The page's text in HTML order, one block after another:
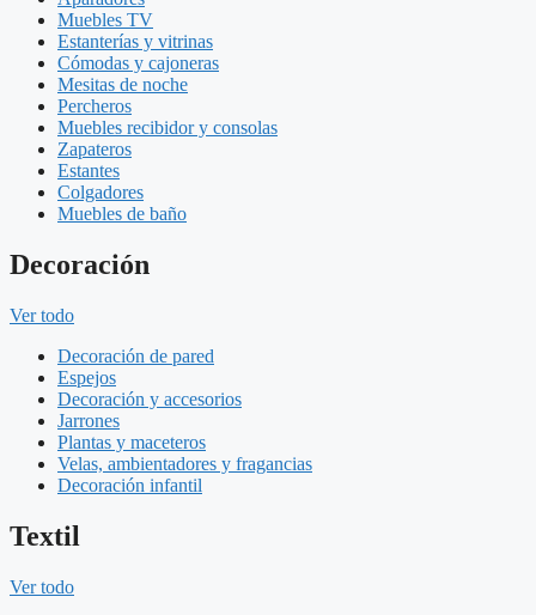
Muebles TV
Estanterías y vitrinas
Cómodas y cajoneras
Mesitas de noche
Percheros
Muebles recibidor y consolas
Zapateros
Estantes
Colgadores
Muebles de baño
Decoración
Ver todo
Decoración de pared
Espejos
Decoración y accesorios
Jarrones
Plantas y maceteros
Velas, ambientadores y fragancias
Decoración infantil
Textil
Ver todo